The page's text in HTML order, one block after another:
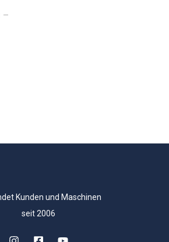
–
Kunden und Maschinen
seit 2006